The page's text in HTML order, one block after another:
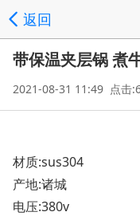
返回
带保温夹层锅 煮
2021-08-31 11:49 点击
材质:sus304
产地:诸城
电压:380v